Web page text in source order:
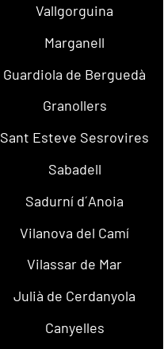
Vallgorguina
Marganell
Guardiola de Berguedà
Granollers
Sant Esteve Sesrovires
Sabadell
Sadurní d´Anoia
Vilanova del Camí
Vilassar de Mar
Julià de Cerdanyola
Canyelles